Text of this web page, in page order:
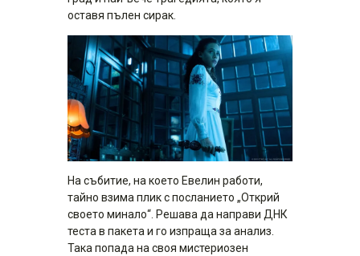
оставя пълен сирак.
На събитие, на което Евелин работи,
тайно взима плик с посланието „Открий
своето минало“. Решава да направи ДНК
теста в пакета и го изпраща за анализ.
Така попада на своя мистериозен